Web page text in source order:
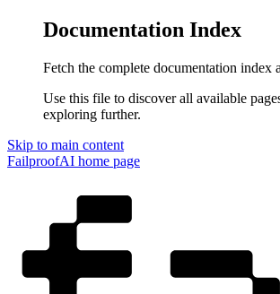
Documentation Index
Fetch the complete documentation index
Use this file to discover all available
exploring further.
Skip to main content
FailproofAI home page